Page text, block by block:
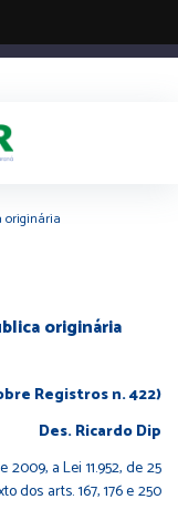
originária
originária
Registros n. 422)
Dip
a Lei 11.952, de 25
dos arts. 167, 176 e 250